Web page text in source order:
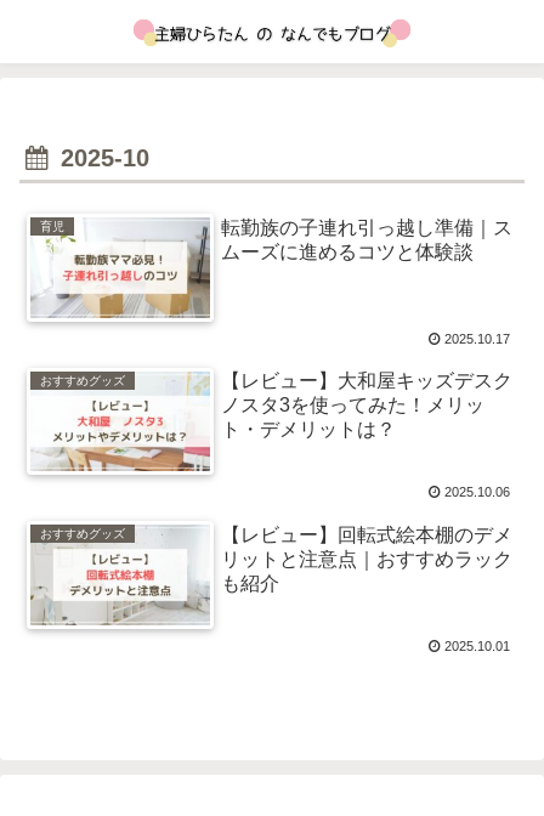
2025-10
育児
転勤族の子連れ引っ越し準備｜ス
ムーズに進めるコツと体験談
2025.10.17
おすすめグッズ
【レビュー】大和屋キッズデスク
ノスタ3を使ってみた！メリッ
ト・デメリットは？
2025.10.06
おすすめグッズ
【レビュー】回転式絵本棚のデメ
リットと注意点｜おすすめラック
も紹介
2025.10.01